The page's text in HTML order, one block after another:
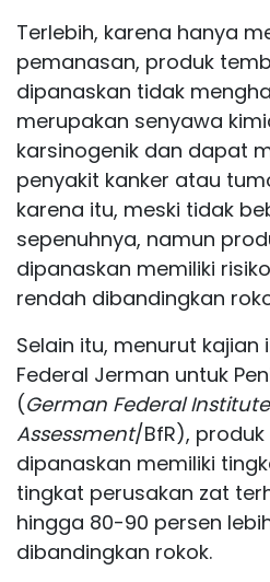
Terlebih, karena hanya
pemanasan, produk
dipanaskan tidak
merupakan senyawa
karsinogenik dan dapat
penyakit kanker atau
karena itu, meski tidak
sepenuhnya, namun
dipanaskan memiliki
rendah dibandingkan
Selain itu, menurut kajian
Federal Jerman untuk
(German Federal
Assessment/BfR),
dipanaskan memiliki
tingkat perusakan zat
hingga 80-90 persen
dibandingkan rokok.